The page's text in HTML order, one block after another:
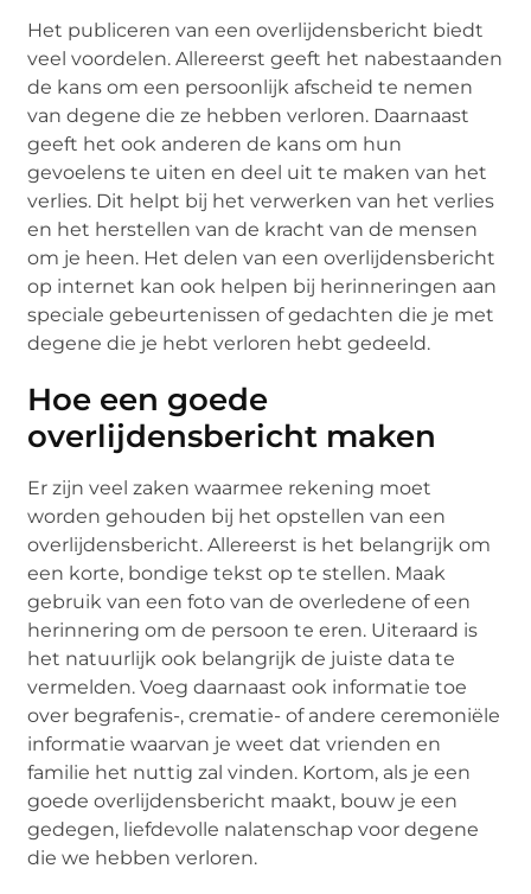
Het publiceren van een overlijdensbericht biedt
veel voordelen. Allereerst geeft het nabestaanden
de kans om een persoonlijk afscheid te nemen
van degene die ze hebben verloren. Daarnaast
geeft het ook anderen de kans om hun
gevoelens te uiten en deel uit te maken van het
verlies. Dit helpt bij het verwerken van het verlies
en het herstellen van de kracht van de mensen
om je heen. Het delen van een overlijdensbericht
op internet kan ook helpen bij herinneringen aan
speciale gebeurtenissen of gedachten die je met
degene die je hebt verloren hebt gedeeld.
Hoe een goede
overlijdensbericht maken
Er zijn veel zaken waarmee rekening moet
worden gehouden bij het opstellen van een
overlijdensbericht. Allereerst is het belangrijk om
een korte, bondige tekst op te stellen. Maak
gebruik van een foto van de overledene of een
herinnering om de persoon te eren. Uiteraard is
het natuurlijk ook belangrijk de juiste data te
vermelden. Voeg daarnaast ook informatie toe
over begrafenis-, crematie- of andere ceremoniële
informatie waarvan je weet dat vrienden en
familie het nuttig zal vinden. Kortom, als je een
goede overlijdensbericht maakt, bouw je een
gedegen, liefdevolle nalatenschap voor degene
die we hebben verloren.